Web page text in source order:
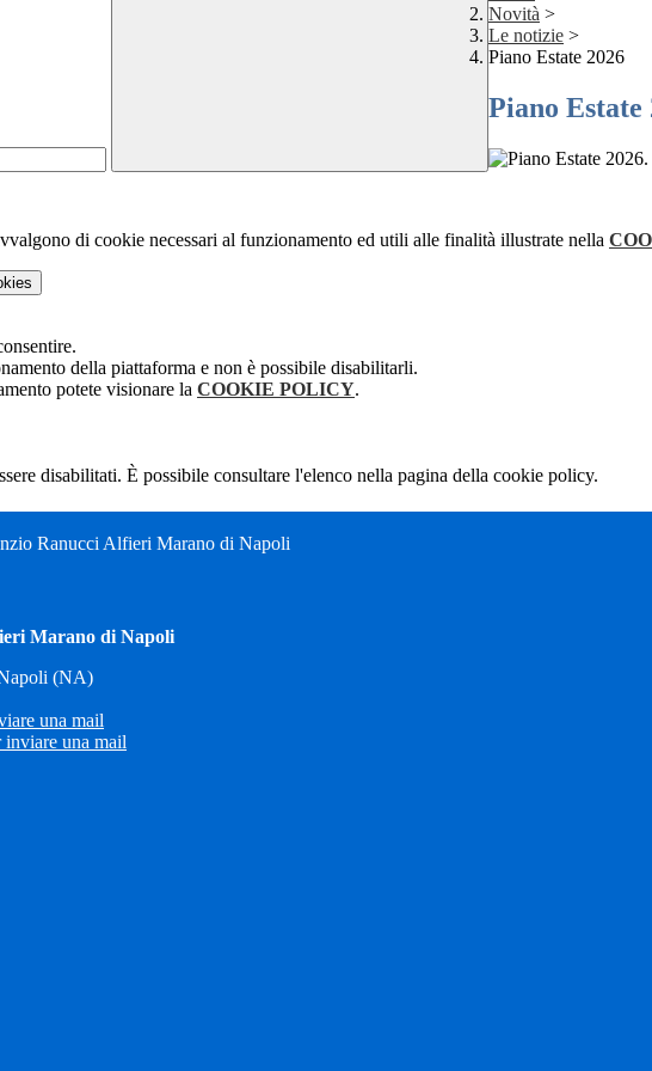
Novità >
Le notizie >
Piano Estate 2026
Piano Estate
.
di cookie necessari al funzionamento ed utili alle finalità illustrate nella
della piattaforma e non è possibile disabilitarli.
potete visionare la COOKIE POLICY.
disabilitati. È possibile consultare l'elenco nella pagina della cookie policy.
Ranucci Alfieri Marano di Napoli
Marano di Napoli
(NA)
una mail
una mail